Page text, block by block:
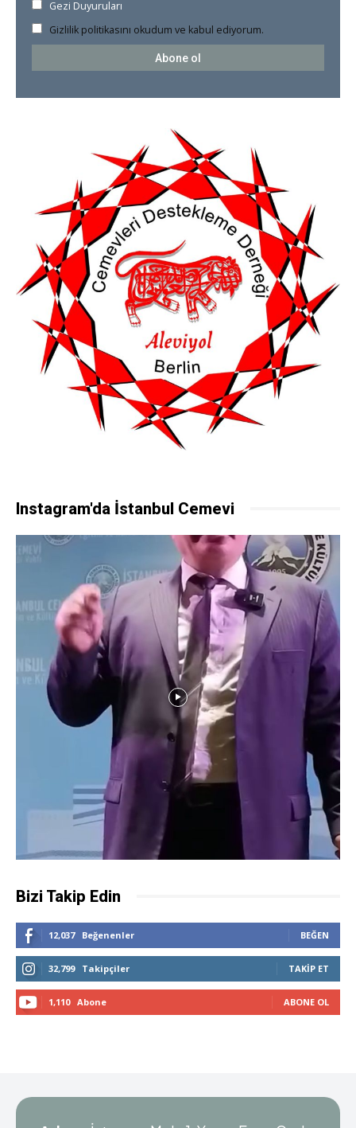
Gezi Duyuruları
Gizlilik politikasını okudum ve kabul ediyorum.
Instagram'da İstanbul Cemevi
Bizi Takip Edin
12,037 Beğenenler BEĞEN
32,799 Takipçiler TAKIP ET
1,110 Abone ABONE OL